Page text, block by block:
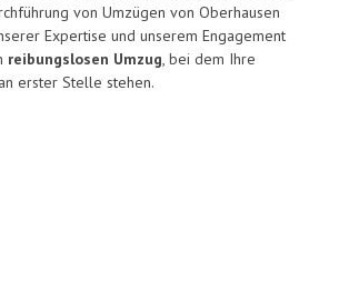
von Umzügen von Oberhausen
Expertise und unserem Engagement
reibungslosen Umzug, bei dem Ihre
erster Stelle stehen.